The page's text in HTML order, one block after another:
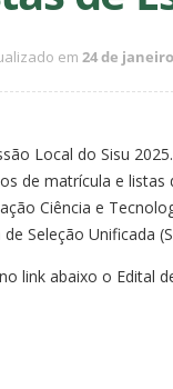
em 24 de
Local do Sisu
de matrícula e
Ciência e
de Seleção Unificada
link abaixo o Edital